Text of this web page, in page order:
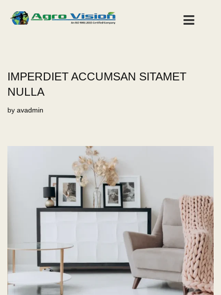
IMPERDIET ACCUMSAN SITAMET
NULLA
by avadmin